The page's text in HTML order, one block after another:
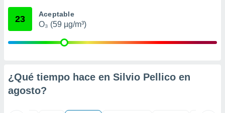
mediante
publicidad
23 Aceptable
O₃ (59 µg/m³)
¿Qué tiempo hace en Silvio Pellico en
agosto?